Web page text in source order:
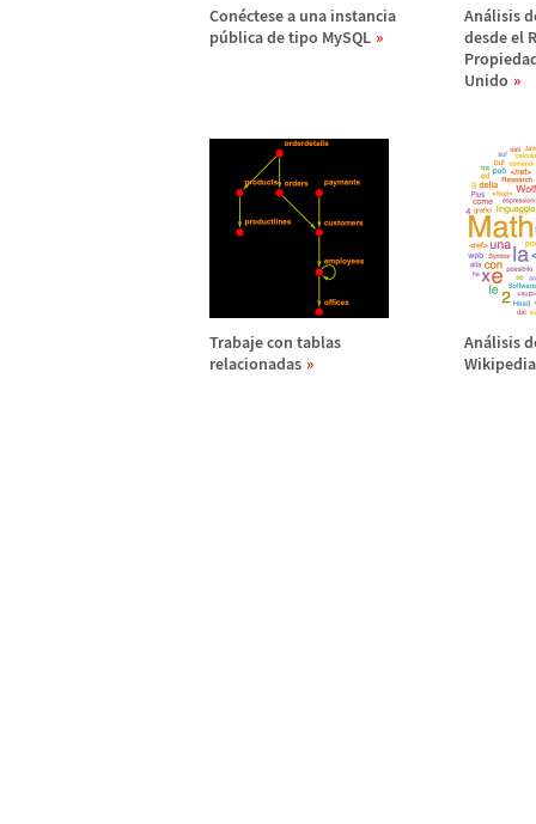
Conéctese a una instancia
pública de tipo MySQL
Análisis
desde el
Unido
Trabaje con tablas
relacionadas
Análisis
Wikipedia